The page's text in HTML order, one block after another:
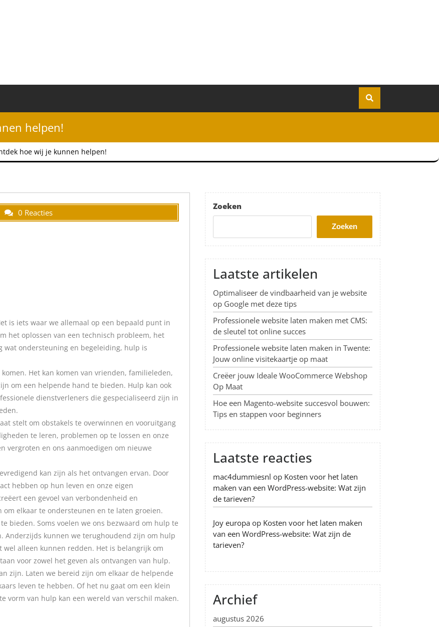
helpen!
hoe wij je kunnen helpen!
0 Reacties
is iets waar we allemaal op een bepaald punt in
het oplossen van een technisch probleem, het
wat ondersteuning en begeleiding, hulp is
Het kan komen van vrienden, familieleden,
om een helpende hand te bieden. Hulp kan ook
dienstverleners die gespecialiseerd zijn in
stelt om obstakels te overwinnen en vooruitgang
te leren, problemen op te lossen en onze
vergroten en ons aanmoedigen om nieuwe
kan zijn als het ontvangen ervan. Door
hebben op hun leven en onze eigen
een gevoel van verbondenheid en
elkaar te ondersteunen en te laten groeien.
bieden. Soms voelen we ons bezwaard om hulp te
Anderzijds kunnen we terughoudend zijn om hulp
alleen kunnen redden. Het is belangrijk om
voor zowel het geven als ontvangen van hulp.
zijn. Laten we bereid zijn om elkaar de helpende
leven te hebben. Of het nu gaat om een klein
vorm van hulp kan een wereld van verschil maken.
Zoeken
Zoeken
Laatste artikelen
Optimaliseer de vindbaarheid van je website
op Google met deze tips
Professionele website laten maken met CMS:
de sleutel tot online succes
Professionele website laten maken in Twente:
Jouw online visitekaartje op maat
Creëer jouw Ideale WooCommerce Webshop
Op Maat
Hoe een Magento-website succesvol bouwen:
Tips en stappen voor beginners
Laatste reacties
mac4dummiesnl op Kosten voor het laten
maken van een WordPress-website: Wat zijn
de tarieven?
Joy europa op Kosten voor het laten maken
van een WordPress-website: Wat zijn de
tarieven?
Archief
augustus 2026